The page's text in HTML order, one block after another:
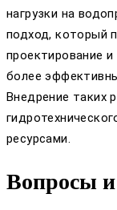
нагрузки на
подход, который
проектирование
более
Внедрение таких
ресурсами.
Вопросы